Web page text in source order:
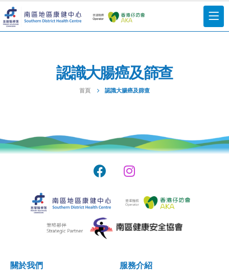
認識大腸癌及篩查
首頁 認識大腸癌及篩查
關於我們 服務介紹